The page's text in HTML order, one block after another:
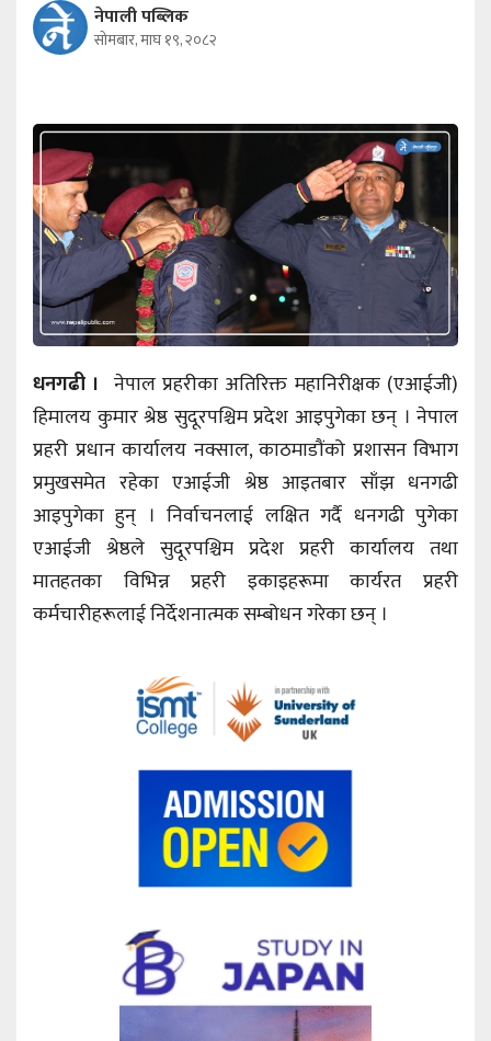
नेपाली पब्लिक
सोमबार, माघ १९, २०८२
धनगढी । नेपाल प्रहरीका अतिरिक्त महानिरीक्षक (एआईजी)
हिमालय कुमार श्रेष्ठ सुदूरपश्चिम प्रदेश आइपुगेका छन् । नेपाल
प्रहरी प्रधान कार्यालय नक्साल, काठमाडौंको प्रशासन विभाग
प्रमुखसमेत रहेका एआईजी श्रेष्ठ आइतबार साँझ धनगढी
आइपुगेका हुन् । निर्वाचनलाई लक्षित गर्दै धनगढी पुगेका
एआईजी श्रेष्ठले सुदूरपश्चिम प्रदेश प्रहरी कार्यालय तथा
मातहतका विभिन्न प्रहरी इकाइहरूमा कार्यरत प्रहरी
कर्मचारीहरूलाई निर्देशनात्मक सम्बोधन गरेका छन् ।